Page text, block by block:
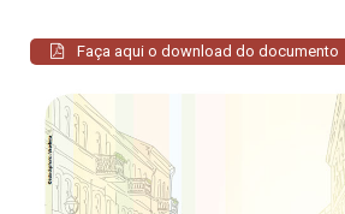
Faça aqui o download do documento